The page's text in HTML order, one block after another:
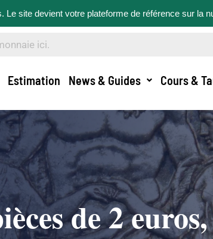
Le site devient votre plateforme de référence sur
Estimation News & Guides Cours &
de 2